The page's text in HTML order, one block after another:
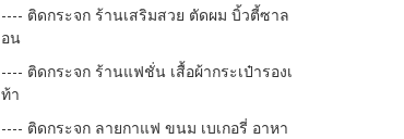
---- ติดกระจก ร้านเสริมสวย ตัดผม บิ้วตี้ซาล
อน
---- ติดกระจก ร้านแฟชั่น เสื้อผ้ากระเป๋ารองเ
ท้า
---- ติดกระจก ลายกาแฟ ขนม เบเกอรี่ อาหา